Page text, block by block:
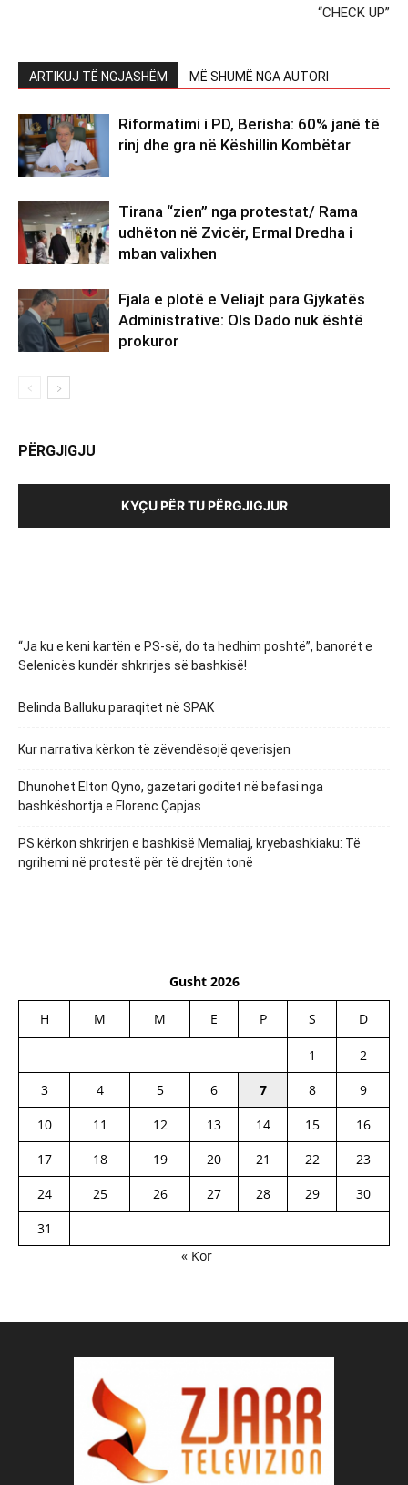
“CHECK UP”
ARTIKUJ TË NGJASHËM MË SHUMË NGA AUTORI
Riformatimi i PD, Berisha: 60% janë të
rinj dhe gra në Këshillin Kombëtar
Tirana “zien” nga protestat/ Rama
udhëton në Zvicër, Ermal Dredha i
mban valixhen
Fjala e plotë e Veliajt para Gjykatës
Administrative: Ols Dado nuk është
prokuror
PËRGJIGJU
KYÇU PËR TU PËRGJIGJUR
“Ja ku e keni kartën e PS-së, do ta hedhim poshtë”, banorët e
Selenicës kundër shkrirjes së bashkisë!
Belinda Balluku paraqitet në SPAK
Kur narrativa kërkon të zëvendësojë qeverisjen
Dhunohet Elton Qyno, gazetari goditet në befasi nga
bashkëshortja e Florenc Çapjas
PS kërkon shkrirjen e bashkisë Memaliaj, kryebashkiaku: Të
ngrihemi në protestë për të drejtën tonë
Gusht 2026
H M M E P S D
1
2
3
4 5 6 7 8
9
10
11 12 13 14 15
16
17
18 19 20 21 22
23
24
25 26 27 28 29
30
31
« Kor